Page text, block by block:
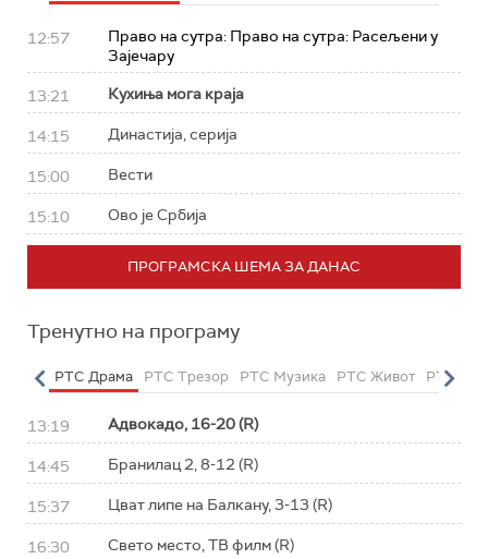
12:57
Право на сутра: Право на сутра: Расељени у
Зајечару
13:21 Кухиња мога краја
14:15 Династија, серија
15:00 Вести
15:10 Ово је Србија
ПРОГРАМСКА ШЕМА ЗА ДАНАС
Тренутно на програму
РТС Драма РТС Трезор РТС Музика РТС Живот РТС
13:19 Адвокадо, 16-20 (R)
14:45 Бранилац 2, 8-12 (R)
15:37 Цват липе на Балкану, 3-13 (R)
16:30 Свето место, ТВ филм (R)